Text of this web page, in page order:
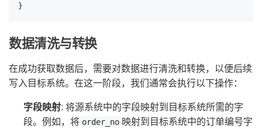
}
数据清洗与转换
在成功获取数据后，需要对数据进行清洗和转换，以便后续
写入目标系统。在这一阶段，我们通常会执行以下操作：
字段映射: 将源系统中的字段映射到目标系统所需的字
段。例如，将 order_no 映射到目标系统中的订单编号字